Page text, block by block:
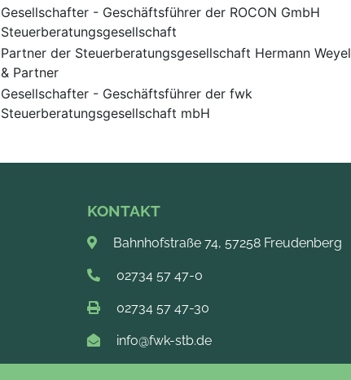
Gesellschafter - Geschäftsführer der ROCON GmbH
Steuerberatungsgesellschaft
Partner der Steuerberatungsgesellschaft Hermann Weyel
& Partner
Gesellschafter - Geschäftsführer der fwk
Steuerberatungsgesellschaft mbH
KONTAKT
Bahnhofstraße 74, 57258 Freudenberg
02734 57 47-0
02734 57 47-30
info@fwk-stb.de